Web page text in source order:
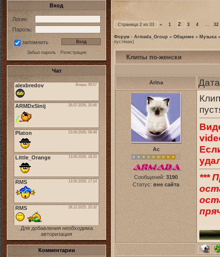
Вход
Логин:
Пароль:
запомнить
Забыл пароль· Регистрация
Чат
Для добавления необходима
авторизация
Комментарии
Страница 2 из 33 « 1 2 3 4 … 32
Форум - Armada_Group » Общение » Музыка »
пустяках)
Клипы по-женски
Arina
Ас
Сообщений: 3190
Статус: вне сайта
***